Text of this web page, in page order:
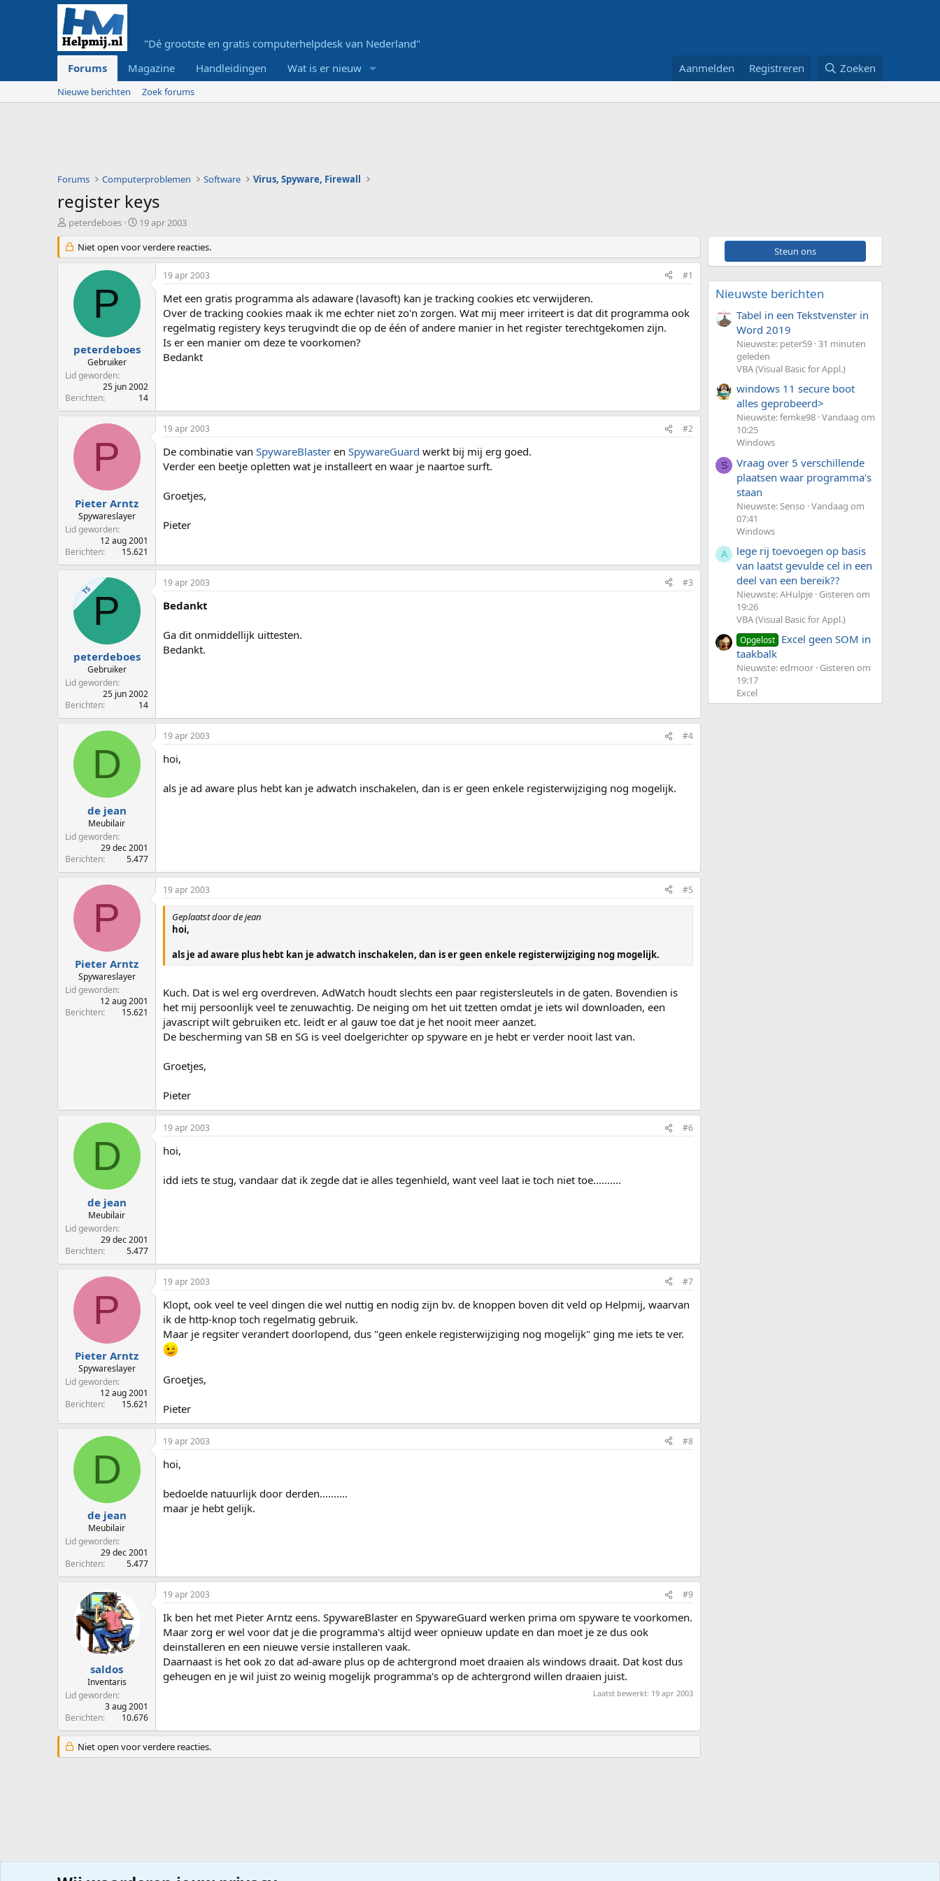
"Dé grootste en gratis computerhelpdesk van Nederland"
Forums
Magazine Handleidingen Wat is er nieuw Aanmelden Registreren Zoeken
Nieuwe berichten Zoek forums
Forums Computerproblemen Software Virus, Spyware, Firewall
register keys
O
d
e
r
e
r
peterdeboes
S
a
r
a
t
19 apr 2003
Niet open voor verdere reacties.
P
peterdeboes
Gebruiker
Lid geworden
25 jun 2002
Berichten
14
19 apr 2003 #1
Met een gratis programma als adaware (lavasoft) kan je tracking cookies etc verwijderen.
Over de tracking cookies maak ik me echter niet zo'n zorgen. Wat mij meer irriteert is dat dit programma ook
regelmatig registery keys terugvindt die op de één of andere manier in het register terechtgekomen zijn.
Is er een manier om deze te voorkomen?
Bedankt
P
Pieter Arntz
Spywareslayer
Lid geworden
12 aug 2001
Berichten
15.621
19 apr 2003 #2
De combinatie van SpywareBlaster en SpywareGuard werkt bij mij erg goed.
Verder een beetje opletten wat je installeert en waar je naartoe surft.
Groetjes,
Pieter
TS P
peterdeboes
Gebruiker
Lid geworden
25 jun 2002
Berichten
14
19 apr 2003 #3
Bedankt
Ga dit onmiddellijk uittesten.
Bedankt.
D
de jean
Meubilair
Lid geworden
29 dec 2001
Berichten
5.477
19 apr 2003 #4
hoi,
als je ad aware plus hebt kan je adwatch inschakelen, dan is er geen enkele registerwijziging nog mogelijk.
P
Pieter Arntz
Spywareslayer
Lid geworden
12 aug 2001
Berichten
15.621
19 apr 2003 #5
Geplaatst door de jean
hoi,
als je ad aware plus hebt kan je adwatch inschakelen, dan is er geen enkele registerwijziging nog mogelijk.
Kuch. Dat is wel erg overdreven. AdWatch houdt slechts een paar registersleutels in de gaten. Bovendien is
het mij persoonlijk veel te zenuwachtig. De neiging om het uit tzetten omdat je iets wil downloaden, een
javascript wilt gebruiken etc. leidt er al gauw toe dat je het nooit meer aanzet.
De bescherming van SB en SG is veel doelgerichter op spyware en je hebt er verder nooit last van.
Groetjes,
Pieter
D
de jean
Meubilair
Lid geworden
29 dec 2001
Berichten
5.477
19 apr 2003 #6
hoi,
idd iets te stug, vandaar dat ik zegde dat ie alles tegenhield, want veel laat ie toch niet toe..........
P
Pieter Arntz
Spywareslayer
Lid geworden
12 aug 2001
Berichten
15.621
19 apr 2003 #7
Klopt, ook veel te veel dingen die wel nuttig en nodig zijn bv. de knoppen boven dit veld op Helpmij, waarvan
ik de http-knop toch regelmatig gebruik.
Maar je regsiter verandert doorlopend, dus "geen enkele registerwijziging nog mogelijk" ging me iets te ver.
Groetjes,
Pieter
D
de jean
Meubilair
Lid geworden
29 dec 2001
Berichten
5.477
19 apr 2003 #8
hoi,
bedoelde natuurlijk door derden..........
maar je hebt gelijk.
saldos
Inventaris
Lid geworden
3 aug 2001
Berichten
10.676
19 apr 2003 #9
Ik ben het met Pieter Arntz eens. SpywareBlaster en SpywareGuard werken prima om spyware te voorkomen.
Maar zorg er wel voor dat je die programma's altijd weer opnieuw update en dan moet je ze dus ook
deinstalleren en een nieuwe versie installeren vaak.
Daarnaast is het ook zo dat ad-aware plus op de achtergrond moet draaien als windows draait. Dat kost dus
geheugen en je wil juist zo weinig mogelijk programma's op de achtergrond willen draaien juist.
Laatst bewerkt: 19 apr 2003
Niet open voor verdere reacties.
Steun ons
Nieuwste berichten
Tabel in een Tekstvenster in
Word 2019
Nieuwste: peter59 31 minuten
geleden
VBA (Visual Basic for Appl.)
windows 11 secure boot
alles geprobeerd>
Nieuwste: femke98 Vandaag om
10:25
Windows
S
Vraag over 5 verschillende
plaatsen waar programma's
staan
Nieuwste: Senso Vandaag om
07:41
Windows
A
lege rij toevoegen op basis
van laatst gevulde cel in een
deel van een bereik??
Nieuwste: AHulpje Gisteren om
19:26
VBA (Visual Basic for Appl.)
Opgelost Excel geen SOM in
taakbalk
Nieuwste: edmoor Gisteren om
19:17
Excel